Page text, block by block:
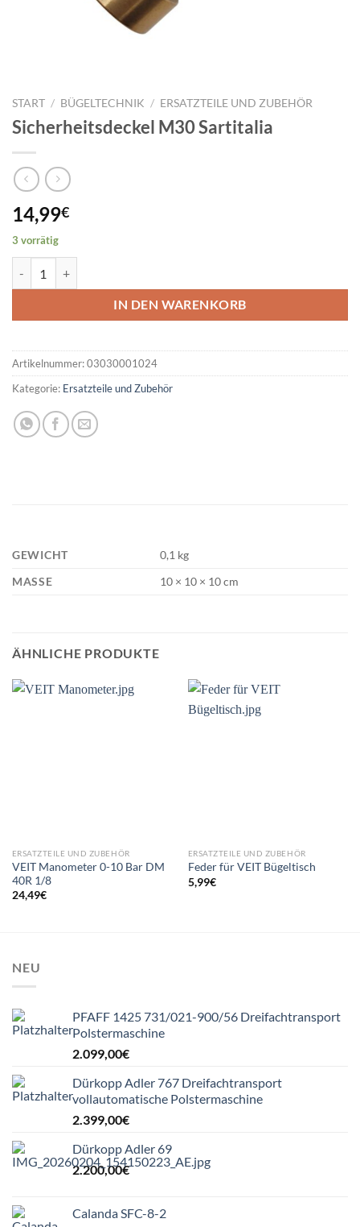
START / BÜGELTECHNIK / ERSATZTEILE UND ZUBEHÖR
Sicherheitsdeckel M30 Sartitalia
14,99€
3 vorrätig
IN DEN WARENKORB
Artikelnummer:03030001024
Kategorie: Ersatzteile und Zubehör
GEWICHT
0,1 kg
MASSE
10 × 10 × 10 cm
ÄHNLICHE PRODUKTE
ERSATZTEILE UND ZUBEHÖR
VEIT Manometer 0-10 Bar DM
40R 1/8
24,49€
ERSATZTEILE UND ZUBEHÖR
Feder für VEIT Bügeltisch
5,99€
NEU
PFAFF 1425 731/021-900/56 Dreifachtransport
Polstermaschine
2.099,00€
Dürkopp Adler 767 Dreifachtransport
vollautomatische Polstermaschine
2.399,00€
Dürkopp Adler 69
2.200,00€
Calanda SFC-8-2